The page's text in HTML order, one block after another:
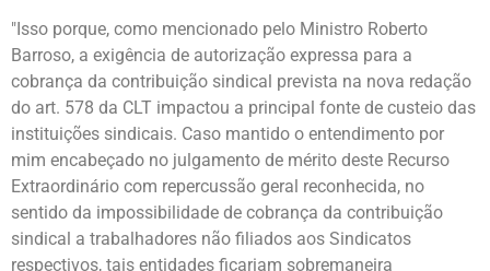
"Isso porque, como mencionado pelo Ministro Roberto
Barroso, a exigência de autorização expressa para a
cobrança da contribuição sindical prevista na nova redação
do art. 578 da CLT impactou a principal fonte de custeio das
instituições sindicais. Caso mantido o entendimento por
mim encabeçado no julgamento de mérito deste Recurso
Extraordinário com repercussão geral reconhecida, no
sentido da impossibilidade de cobrança da contribuição
sindical a trabalhadores não filiados aos Sindicatos
respectivos, tais entidades ficariam sobremaneira